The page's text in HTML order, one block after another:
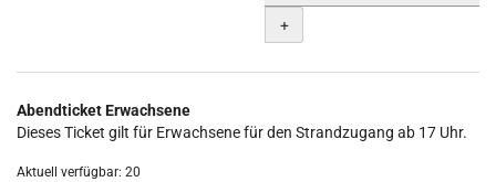
+
Abendticket Erwachsene
Dieses Ticket gilt für Erwachsene für den Strandzugang ab 17 Uhr.
Aktuell verfügbar: 20